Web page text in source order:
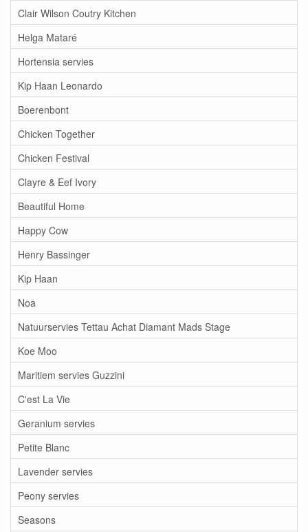
Clair Wilson Coutry Kitchen
Helga Mataré
Hortensia servies
Kip Haan Leonardo
Boerenbont
Chicken Together
Chicken Festival
Clayre & Eef Ivory
Beautiful Home
Happy Cow
Henry Bassinger
Kip Haan
Noa
Natuurservies Tettau Achat Diamant Mads Stage
Koe Moo
Maritiem servies Guzzini
C'est La Vie
Geranium servies
Petite Blanc
Lavender servies
Peony servies
Seasons